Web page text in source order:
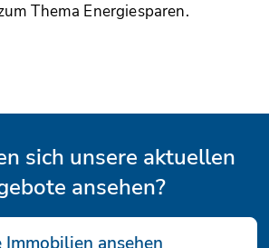
Thema Energiesparen.
sich unsere aktuellen
ansehen?